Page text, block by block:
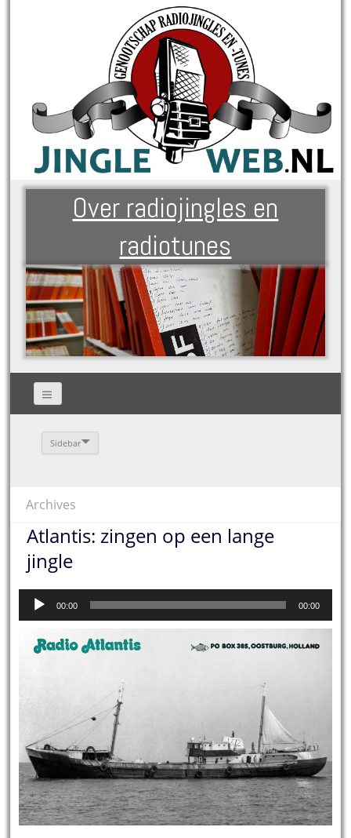
Over radiojingles en
radiotunes
Sidebar
Archives
Atlantis: zingen op een lange
jingle
Audiospeler
00:00 00:00